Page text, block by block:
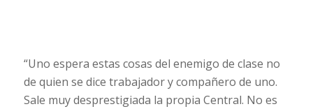
“Uno espera estas cosas del enemigo de clase no
de quien se dice trabajador y compañero de uno.
Sale muy desprestigiada la propia Central. No es